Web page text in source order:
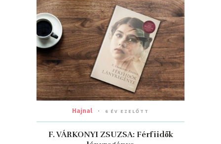
Hajnal 6 ÉV EZELŐTT
F. VÁRKONYI ZSUZSA: Férfiidők